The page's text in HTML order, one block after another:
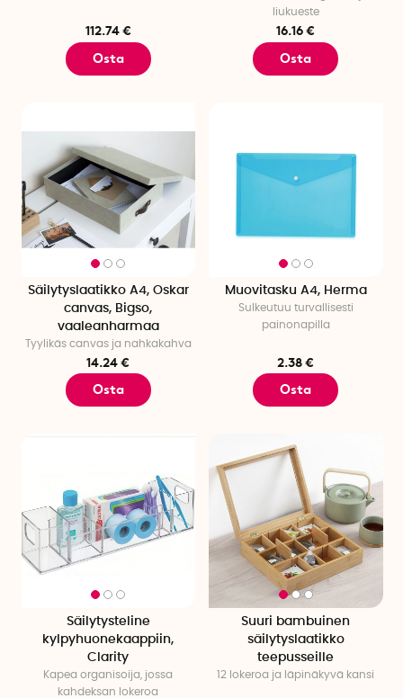
Keittiösäilytys– Pinottavat ruokalaatikot, purkit ja älykäs
säilytys kuiva-ainekaapissa, jotta voit pitää järjestystä
paremmin ja vapauttaa tilaa.
ratkaisuilla säilytykseen sängyn alla, yöpöydillä, hyllyillä
ja säilytyslaatikoilla, jotka auttavat sinua pitämään
järjestystä vaatteille, kirjoille ja pienille esineille.
Vaatekaappisäilytys
– Luo yleiskuva ripustimilla ja
henkareilla, kenkäsäilytyksellä, vaatepeitteillä,
Kylpyhuoneen säilytys– Organisoi älykkäillä
suihkukoreilla, meikkisäilytyksellä ja kosteutta kestävällä
paikkansa merkittyjen laatikoiden avulla.
Pyykki- ja kuivaussäilytys
– Hallitse pesukoreilla,
työkalutelineillä, säilytyskoreilla, ämpäreillä ja laukuilla,
jotka helpottavat lajittelua ja löytämistä tavaroiden
seasta.
Tai tutustu koko valikoimaan alla – ja löydä, kuinka helppoa,
hauskaa ja inspiroivaa järjestyksen luominen voi olla!
112.74 €
Osta
liukueste
16.16 €
Osta
Säilytyslaatikko A4, Oskar
canvas, Bigso,
vaaleanharmaa
Tyylikäs canvas ja nahkakahva
14.24 €
Osta
Muovitasku A4, Herma
Sulkeutuu turvallisesti
painonapilla
2.38 €
Osta
Säilytysteline
kylpyhuonekaappiin,
Clarity
Kapea organisoija, jossa
kahdeksan lokeroa
Suuri bambuinen
säilytyslaatikko
teepusseille
12 lokeroa ja läpinäkyvä kansi